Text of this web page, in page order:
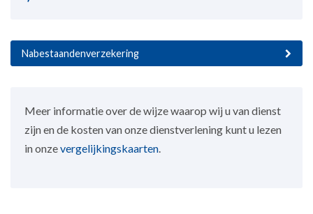
Nabestaandenverzekering
Meer informatie over de wijze waarop wij u van dienst
zijn en de kosten van onze dienstverlening kunt u lezen
in onzevergelijkingskaarten